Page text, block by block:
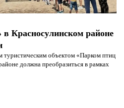
Красносулинском районе
объектом «Парком птиц
должна преобразиться в рамках